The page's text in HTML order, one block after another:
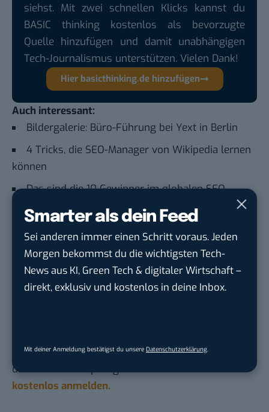
Smarter als dein Feed
Sei anderen immer einen Schritt voraus. Jeden
Morgen bekommst du die wichtigsten Tech-
News aus KI, Green Tech & digitaler Wirtschaft –
direkt, exklusiv und kostenlos in deine Inbox.
Mit deiner Anmeldung bestätigst du unsere Datenschutzerklärung
siehst. Mit zwei schnellen Klicks kannst du
BASIC thinking kostenlos als bevorzugte
Quelle hinzufügen und damit unabhängigen
Tech-Journalismus unterstützen. Vielen Dank!
Hier basicthinking.de hinzufügen
Auch interessant:
Bildergalerie: Büro-Führung bei Yext in Berlin
4 Tricks, die SEO-Manager von Wikipedia lernen
können
Das sind die 10 Gewinner im globalen SEO-
steckt dahinter?
Du möchtest nicht abgehängt werden, wenn es um
wichtigsten News des Tages – und sichern sich
damit ihren Vorsprung.
kostenlos anmelden.